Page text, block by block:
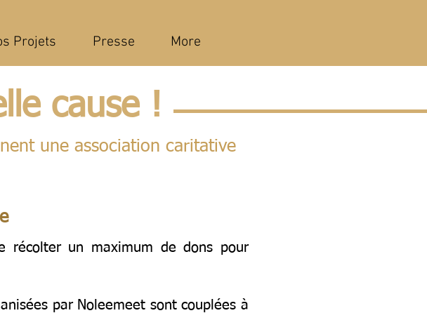
Projets Presse More
cause !
une association caritative
récolter un maximum de dons pour
par Noleemeet sont couplées à